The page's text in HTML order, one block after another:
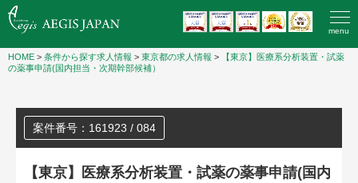
menu
HOME > 条件から探す求人情報 > 東京都の求人情報 >
【東京】医療系分析装置・試薬
の薬事申請(国内担当・次期幹部候補）
案件番号：161923 / 084
【東京】医療系分析装置・試薬の薬事申請(国内